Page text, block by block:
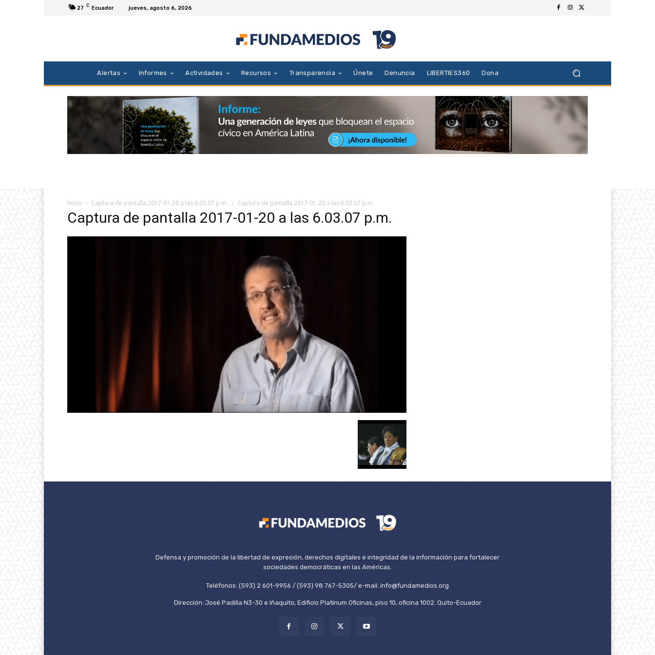
27 C Ecuador jueves, agosto 6, 2026
Alertas Informes Actividades Recursos Transparencia Únete Denuncia LIBERTIES360 Dona
Inicio Captura de pantalla 2017-01-20 a las 6.03.07 p.m. Captura de pantalla 2017-01-20 a las 6.03.07 p.m.
Captura de pantalla 2017-01-20 a las 6.03.07 p.m.
Defensa y promoción de la libertad de expresión, derechos digitales e integridad de la información para fortalecer
sociedades democráticas en las Américas.
Teléfonos: (593) 2 601-9956 / (593) 98 767-5305/ e-mail: info@fundamedios.org
Dirección: José Padilla N3-30 e Iñaquito, Edificio Platinum Oficinas, piso 10, oficina 1002. Quito-Ecuador